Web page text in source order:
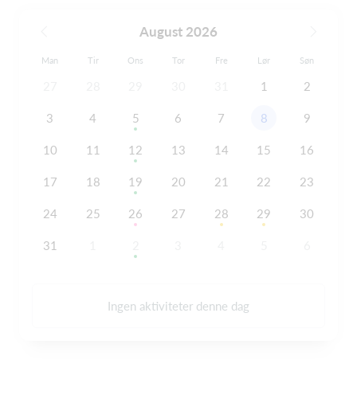
August 2026
Man Tir Ons Tor Fre Lør Søn
1 2
3 4 5 6 7 8 9
10 11 12 13 14 15 16
17 18 19 20 21 22 23
24 25 26 27 28 29 30
31
Ingen aktiviteter denne dag